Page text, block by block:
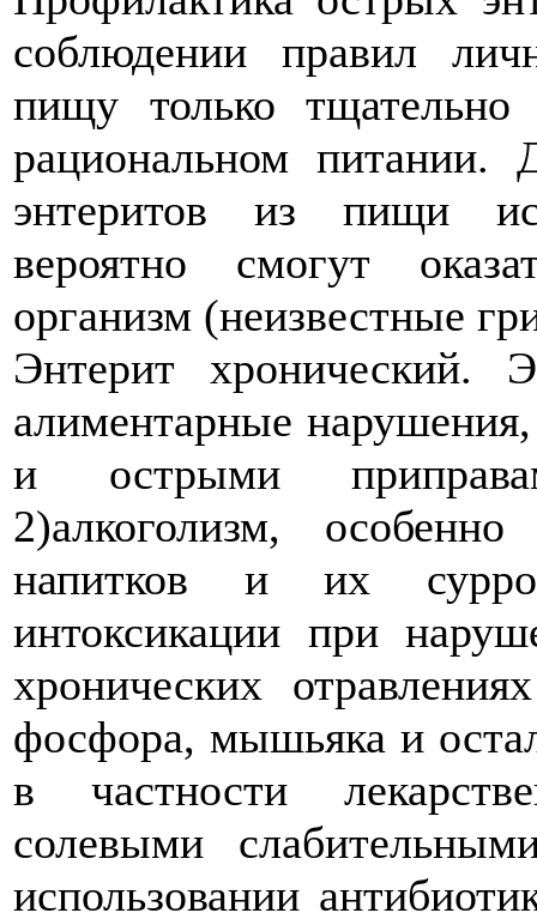
соблюдении правил
пищу только
рациональном питании.
энтеритов из пищи
вероятно смогут
организм (неизвестные
Энтерит хронический.
алиментарные
и острыми
2)алкоголизм,
напитков и их
интоксикации при
хронических
фосфора, мышьяка и
в частности
солевыми
использовании